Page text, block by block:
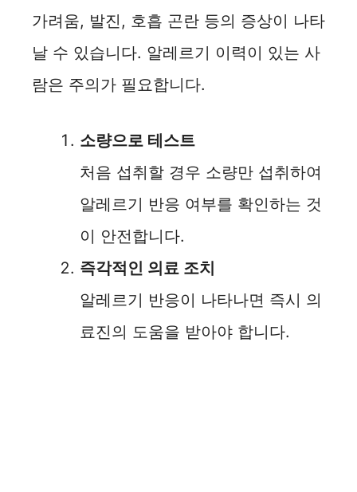
가려움, 발진, 호흡 곤란 등의 증상이 나타
날 수 있습니다. 알레르기 이력이 있는 사
람은 주의가 필요합니다.
소량으로 테스트
처음 섭취할 경우 소량만 섭취하여
알레르기 반응 여부를 확인하는 것
이 안전합니다.
즉각적인 의료 조치
알레르기 반응이 나타나면 즉시 의
료진의 도움을 받아야 합니다.